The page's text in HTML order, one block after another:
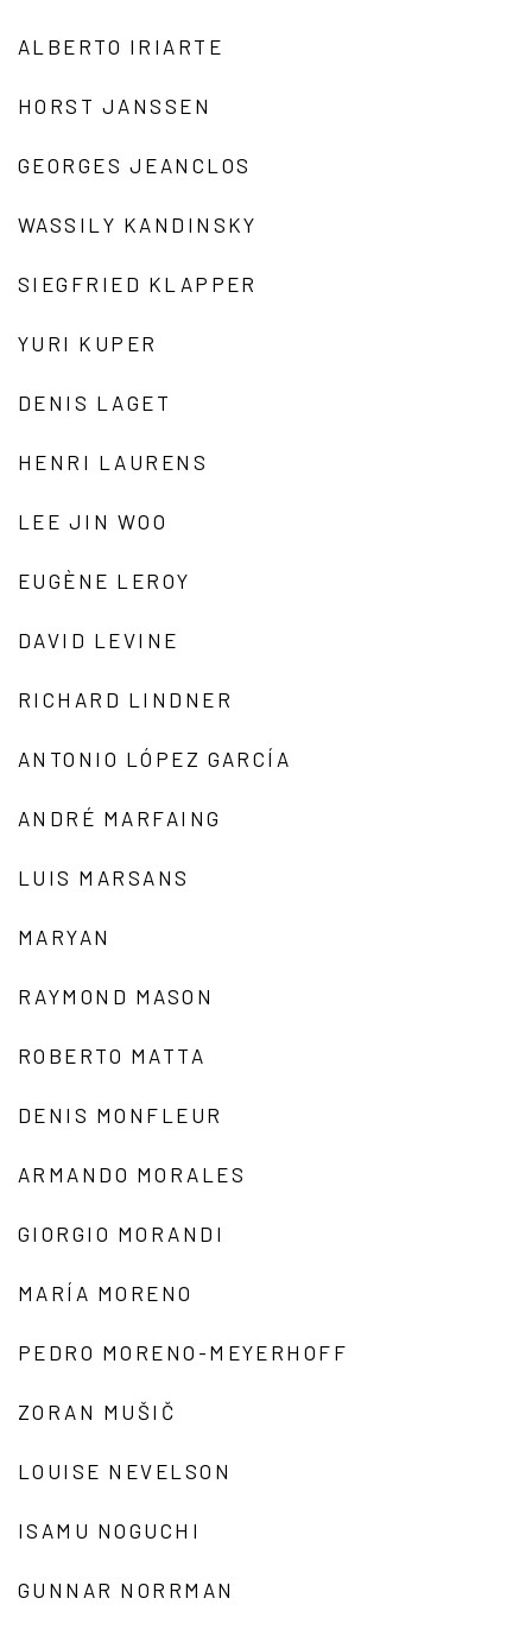
ALBERTO IRIARTE
HORST JANSSEN
GEORGES JEANCLOS
WASSILY KANDINSKY
SIEGFRIED KLAPPER
YURI KUPER
DENIS LAGET
HENRI LAURENS
LEE JIN WOO
EUGÈNE LEROY
DAVID LEVINE
RICHARD LINDNER
ANTONIO LÓPEZ GARCÍA
ANDRÉ MARFAING
LUIS MARSANS
MARYAN
RAYMOND MASON
ROBERTO MATTA
DENIS MONFLEUR
ARMANDO MORALES
GIORGIO MORANDI
MARÍA MORENO
PEDRO MORENO-MEYERHOFF
ZORAN MUŠIČ
LOUISE NEVELSON
ISAMU NOGUCHI
GUNNAR NORRMAN